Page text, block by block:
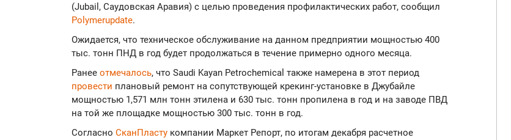
(Jubail, Саудовская Аравия) с целью проведения профилактических работ, сообщил
Polymerupdate.
Ожидается, что техническое обслуживание на данном предприятии мощностью 400
тыс. тонн ПНД в год будет продолжаться в течение примерно одного месяца.
Ранее отмечалось, что Saudi Kayan Petrochemical также намерена в этот период
провести плановый ремонт на сопутствующей крекинг-установке в Джубайле
мощностью 1,571 млн тонн этилена и 630 тыс. тонн пропилена в год и на заводе ПВД
на той же площадке мощностью 300 тыс. тонн в год.
Согласно СканПласту компании Маркет Репорт, по итогам декабря расчетное